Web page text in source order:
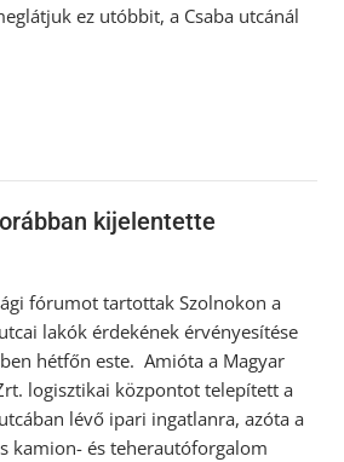
ez utóbbit, a Csaba utcánál
kijelentette
fórumot tartottak Szolnokon a
lakók érdekének érvényesítése
hétfőn este. Amióta a Magyar
logisztikai központot telepített a
lévő ipari ingatlanra, azóta a
kamion- és teherautóforgalom